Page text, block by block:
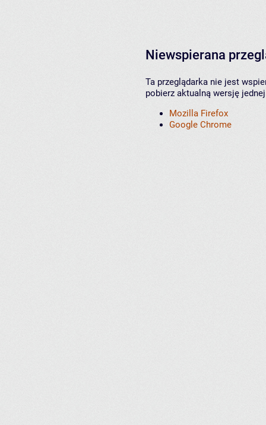
Niewspierana
Ta przeglądarka nie jest
pobierz aktualną wersję
Mozilla Firefox
Google Chrome